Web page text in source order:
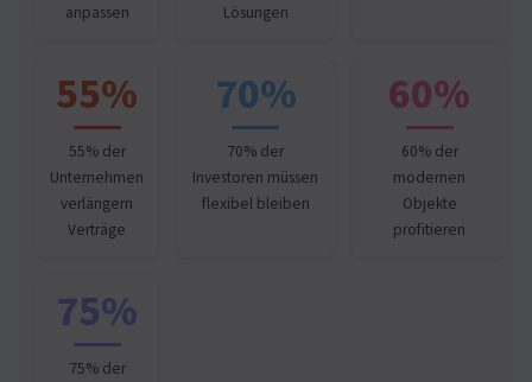
anpassen
Lösungen
55%
55% der
Unternehmen
verlängern
Verträge
70%
70% der
Investoren müssen
flexibel bleiben
60%
60% der
modernen
Objekte
profitieren
75%
75% der